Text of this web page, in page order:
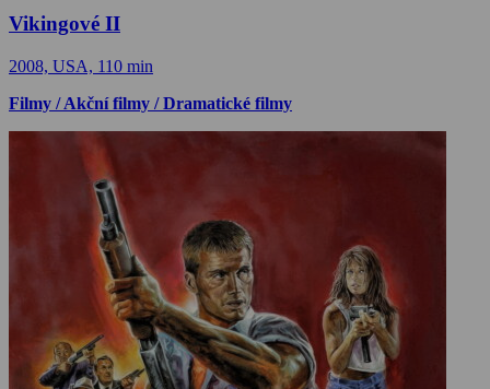
Vikingové II
2008, USA, 110 min
Filmy / Akční filmy / Dramatické filmy